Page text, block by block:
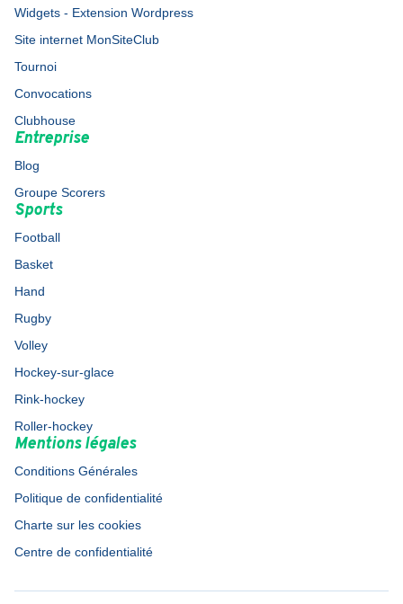
Widgets - Extension Wordpress
Site internet MonSiteClub
Tournoi
Convocations
Clubhouse
Entreprise
Blog
Groupe Scorers
Sports
Football
Basket
Hand
Rugby
Volley
Hockey-sur-glace
Rink-hockey
Roller-hockey
Mentions légales
Conditions Générales
Politique de confidentialité
Charte sur les cookies
Centre de confidentialité